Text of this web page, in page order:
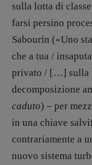
Coordinamento
Coordinamento
media:
Valentina
ARCHIVIO E
sulla lotta di
farsi persino
Sabourín («Uno
che a tua /
privato / […] sulla
decomposizione
caduto) – per
in una chiave
contrariamente a
nuovo sistema